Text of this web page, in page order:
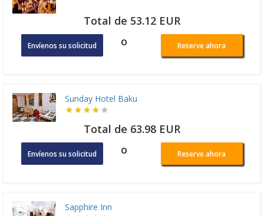
Total de 53.12 EUR
Envíenos su solicitud o Reserve ahora
Sunday Hotel Baku
Total de 63.98 EUR
Envíenos su solicitud o Reserve ahora
Sapphire Inn